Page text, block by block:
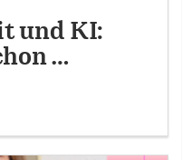
und KI:
…